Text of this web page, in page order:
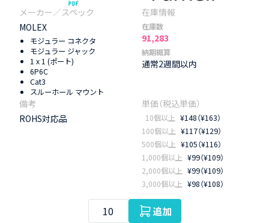
MOLEX
モジュラー コネクタ
モジュラー ジャック
1 x 1 (ポート)
6P6C
Cat3
スルーホール マウント
在庫数
91,283
納期概算
通常2週間以内
ROHS対応品 10個以上 ¥148（¥163）
100個以上 ¥117（¥129）
500個以上 ¥105（¥116）
1,000個以上 ¥99（¥109）
2,000個以上 ¥99（¥109）
3,000個以上 ¥98（¥108）
追加